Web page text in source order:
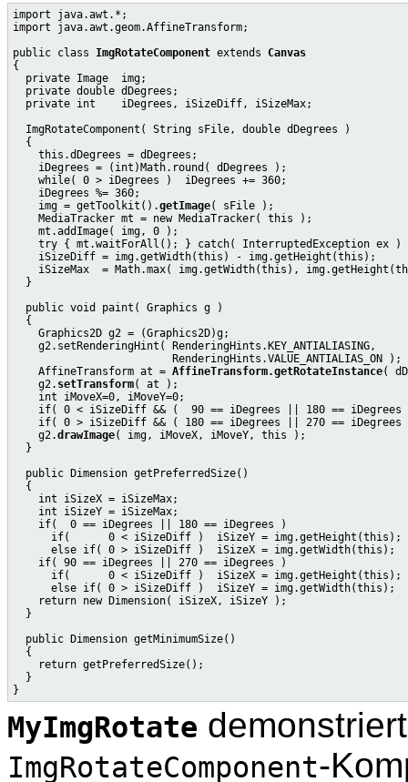
import java.awt.*;
import java.awt.geom.AffineTransform;
public class ImgRotateComponent extends Canvas
{
  private Image  img;
  private double dDegrees;
  private int    iDegrees, iSizeDiff, iSizeMax;
  ImgRotateComponent( String sFile, double dDegrees )
  {
    this.dDegrees = dDegrees;
    iDegrees = (int)Math.round( dDegrees );
    while( 0 > iDegrees )  iDegrees += 360;
    iDegrees %= 360;
    img = getToolkit().
getImage( sFile );
    MediaTracker mt = new MediaTracker( this );
    mt.addImage( img, 0 );
try { mt.waitForAll(); } catch( InterruptedException ex )
    iSizeDiff = img.getWidth(this) - img.getHeight(this);
iSizeMax  = Math.max( img.getWidth(this),
  }
  public void paint( Graphics g )
  {
    Graphics2D g2 = (Graphics2D)g;
    g2.setRenderingHint( RenderingHints.KEY_ANTIALIASING,
                         RenderingHints.VALUE_ANTIALIAS_ON );
    AffineTransform at =
AffineTransform.getRotateInstance(
    g2.
setTransform( at );
    int iMoveX=0, iMoveY=0;
if( 0 < iSizeDiff && (  90 == iDegrees || 180 == iDegrees
if( 0 > iSizeDiff && ( 180 == iDegrees || 270 == iDegrees
    g2.
drawImage( img, iMoveX, iMoveY, this );
  }
  public Dimension getPreferredSize()
  {
    int iSizeX = iSizeMax;
    int iSizeY = iSizeMax;
    if(  0 == iDegrees || 180 == iDegrees )
      if(      0 < iSizeDiff )  iSizeY = img.getHeight(this);
      else if( 0 > iSizeDiff )  iSizeX = img.getWidth(this);
    if( 90 == iDegrees || 270 == iDegrees )
      if(      0 < iSizeDiff )  iSizeX = img.getHeight(this);
      else if( 0 > iSizeDiff )  iSizeY = img.getWidth(this);
    return new Dimension( iSizeX, iSizeY );
  }
  public Dimension getMinimumSize()
  {
    return getPreferredSize();
  }
MyImgRotate
ImgRotateComponent-